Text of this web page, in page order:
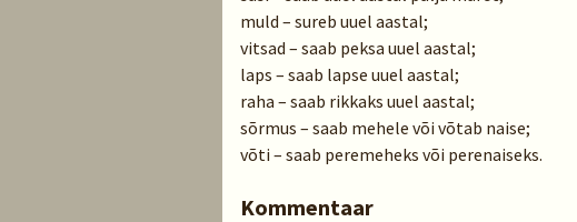
muld – sureb uuel aastal;
vitsad – saab peksa uuel aastal;
laps – saab lapse uuel aastal;
raha – saab rikkaks uuel aastal;
sõrmus – saab mehele või võtab naise;
võti – saab peremeheks või perenaiseks.
Kommentaar